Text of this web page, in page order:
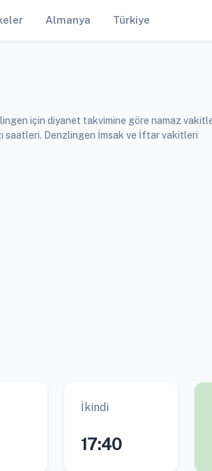
Almanya Türkiye
için diyanet takvimine göre namaz
saatleri. Denzlingen İmsak ve İftar vakitleri
İkindi
17:40